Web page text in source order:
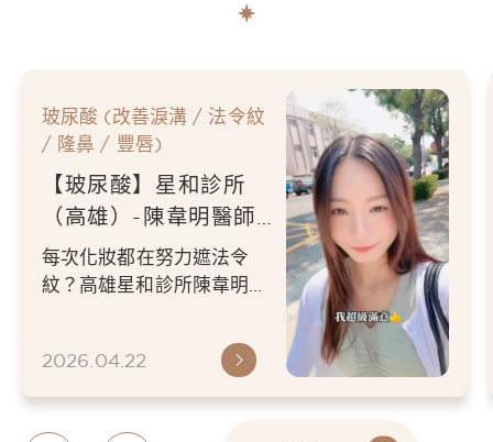
玻尿酸 (改善淚溝 / 法令紋
/ 隆鼻 / 豐唇)
【玻尿酸】星和診所
（高雄）-陳韋明醫師-
每次化妝的時候 只要
遮蓋法令紋的部分 整
每次化妝都在努力遮法令
紋？高雄星和診所陳韋明醫
體驗分享！對症下藥填補臉
部凹陷...
2026.04.22